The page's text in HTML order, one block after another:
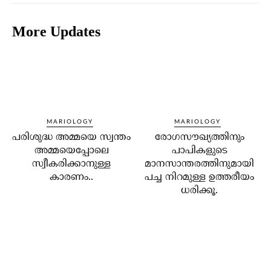
More Updates
MARIOLOGY
പരിശുദ്ധ അമ്മയെ സ്വന്തം
അമ്മയെപ്പോലെ
സ്വീകരിക്കാനുള്ള
കാരണം..
MARIOLOGY
രോഗസൗഖ്യത്തിനും
പാപികളുടെ
മാനസാന്തരത്തിനുമായി
പച്ച നിറമുള്ള ഉത്തരീയം
ധരിക്കൂ.